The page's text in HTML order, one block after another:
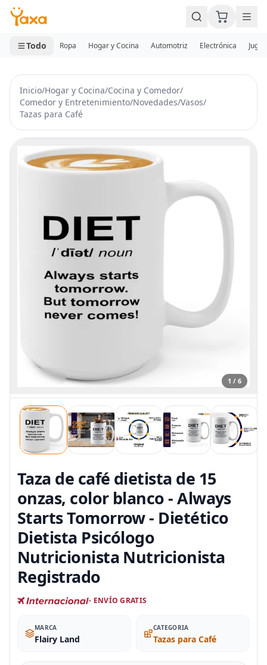
MINI CARRITO
0 productos
Todo Ropa Hogar y Cocina Automotriz Electrónica
Inicio/Hogar y Cocina/Cocina y Comedor/
Comedor y Entretenimiento/Novedades/Vasos/
Tazas para Café
1 / 6
Taza de café dietista de 15
onzas, color blanco - Always
Starts Tomorrow - Dietético
Dietista Psicólogo
Nutricionista Nutricionista
Registrado
- ENVÍO GRATIS
MARCA
Flairy Land
CATEGORIA
Tazas para Café